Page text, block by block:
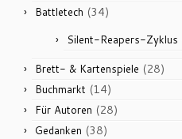
Battletech (34)
Silent-Reapers-Zyklus
Brett- & Kartenspiele (28)
Buchmarkt (14)
Für Autoren (28)
Gedanken (38)